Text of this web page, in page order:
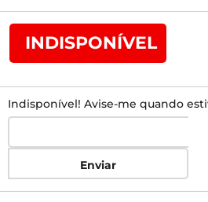
INDISPONÍVEL
Indisponível! Avise-me quando
Enviar